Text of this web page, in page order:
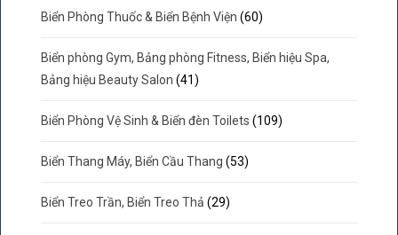
Biển Phòng Thuốc & Biển Bệnh Viện (60)
Biển phòng Gym, Bảng phòng Fitness, Biển hiệu Spa,
Bảng hiệu Beauty Salon (41)
Biển Phòng Vệ Sinh & Biển đèn Toilets (109)
Biển Thang Máy, Biển Cầu Thang (53)
Biển Treo Trần, Biển Treo Thả (29)